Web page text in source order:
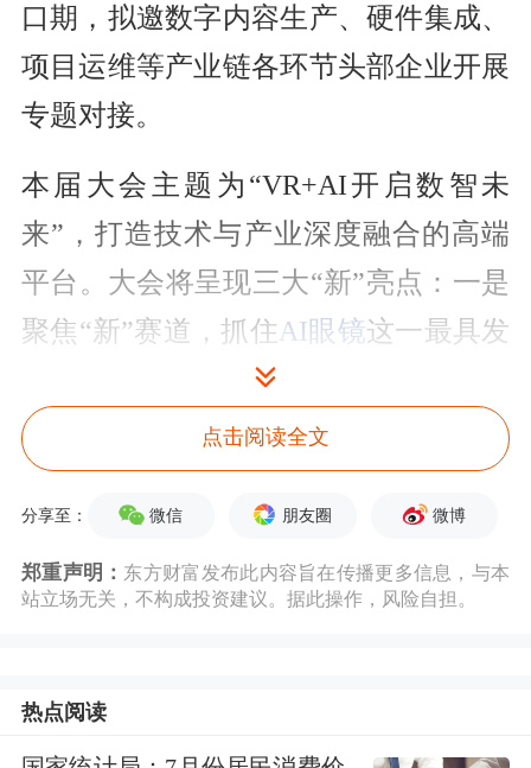
口期，拟邀数字内容生产、硬件集成、
项目运维等产业链各环节头部企业开展
专题对接。
本届大会主题为“VR+AI开启数智未
来”，打造技术与产业深度融合的高端
平台。大会将呈现三大“新”亮点：一是
聚焦“新”赛道，抓住AI眼镜这一最具发
展潜力的赛道；二是聚焦“新”技术，大
会将迎来“特殊嘉宾”——具身
；
三是聚焦“新”实效，积极推动产业项目
在大会上签约。
大会将重点邀请华为、苹果、阿里巴
厂，以及XREAL、Rokid、雷鸟创新等
点击阅读全文
分享至： 微信 朋友圈 微博
郑重声明： 东方财富发布此内容旨在传播更多信息，与本
站立场无关，不构成投资建议。据此操作，风险自担。
热点阅读